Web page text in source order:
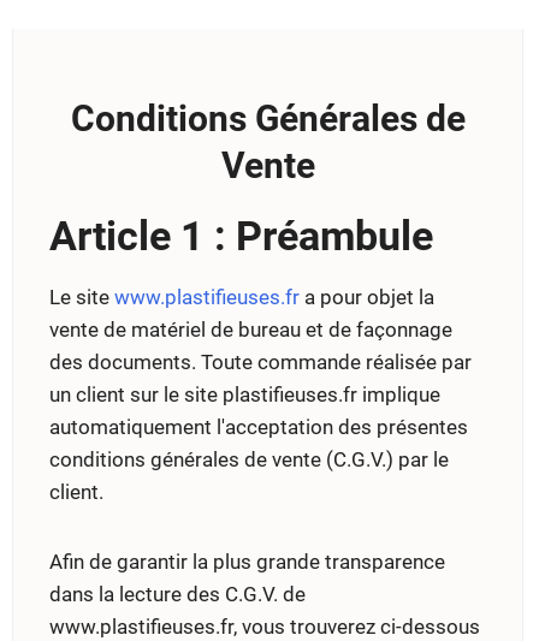
Conditions Générales de
Vente
Article 1 : Préambule
Le site www.plastifieuses.fr a pour objet la
vente de matériel de bureau et de façonnage
des documents. Toute commande réalisée par
un client sur le site plastifieuses.fr implique
automatiquement l'acceptation des présentes
conditions générales de vente (C.G.V.) par le
client.
Afin de garantir la plus grande transparence
dans la lecture des C.G.V. de
www.plastifieuses.fr, vous trouverez ci-dessous